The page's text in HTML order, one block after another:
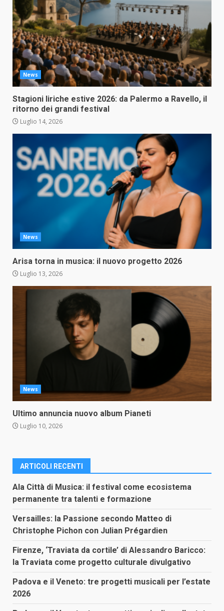
News
Stagioni liriche estive 2026: da Palermo a Ravello, il
ritorno dei grandi festival
Luglio 14, 2026
News
Arisa torna in musica: il nuovo progetto 2026
Luglio 13, 2026
News
Ultimo annuncia nuovo album Pianeti
Luglio 10, 2026
ARTICOLI RECENTI
Ala Città di Musica: il festival come ecosistema
permanente tra talenti e formazione
Versailles: la Passione secondo Matteo di
Christophe Pichon con Julian Prégardien
Firenze, ‘Traviata da cortile’ di Alessandro Baricco:
la Traviata come progetto culturale divulgativo
Padova e il Veneto: tre progetti musicali per l’estate
2026